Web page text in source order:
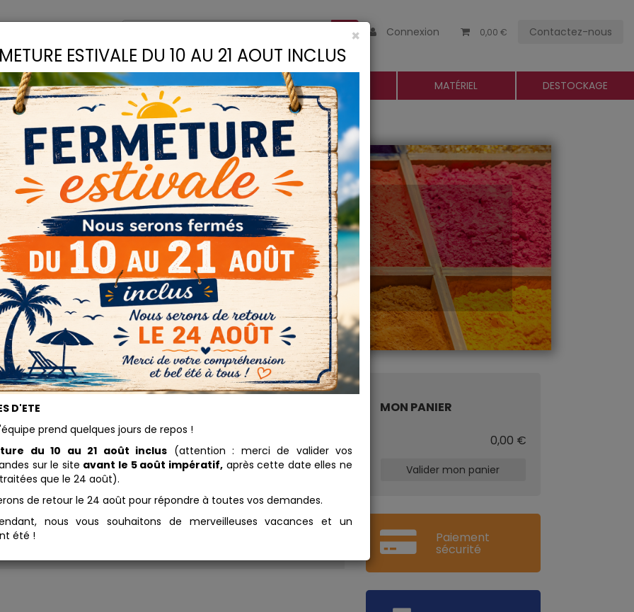
Connexion 0,00 € Contactez-nous
LIANTS COLLES DROGUERIE MATÉRIEL DESTOCKAGE
PIGMENTS
Etain
Gris Etain est fabriqué à
d'un oxyde de fer
Ce pigment se
avec tous les liants à
de chaux (badigeon, stuc,
...
Ajouter au panier
MON PANIER
0,00 €
Valider mon panier
Paiement
sécurité
×
ESTIVALE DU 10 AU 21 AOUT INCLUS
D'ETE
prend quelques jours de repos !
du 10 au 21 août inclus (attention : merci de valider vos
sur le site avant le 5 août impératif,après cette date elles ne
que le 24 août).
de retour le 24 août pour répondre à toutes vos demandes.
nous vous souhaitons de merveilleuses vacances et un
été !